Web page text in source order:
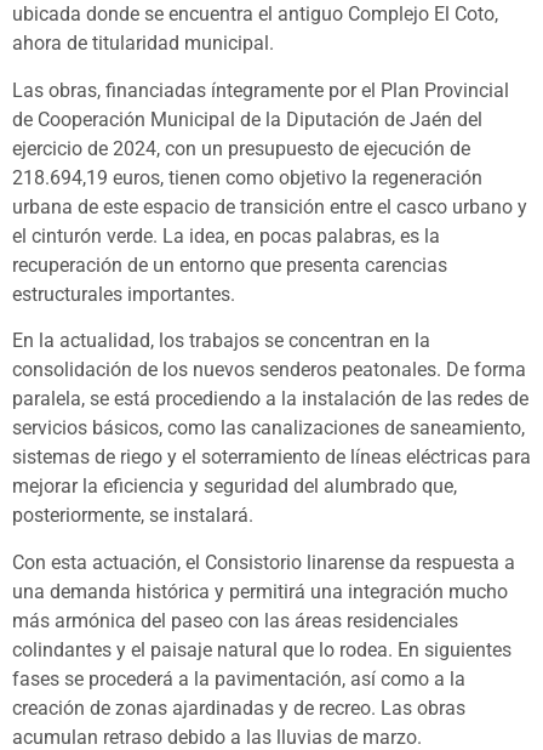
ubicada donde se encuentra el antiguo Complejo El Coto,
ahora de titularidad municipal.
Las obras, financiadas íntegramente por el Plan Provincial
de Cooperación Municipal de la Diputación de Jaén del
ejercicio de 2024, con un presupuesto de ejecución de
218.694,19 euros, tienen como objetivo la regeneración
urbana de este espacio de transición entre el casco urbano y
el cinturón verde. La idea, en pocas palabras, es la
recuperación de un entorno que presenta carencias
estructurales importantes.
En la actualidad, los trabajos se concentran en la
consolidación de los nuevos senderos peatonales. De forma
paralela, se está procediendo a la instalación de las redes de
servicios básicos, como las canalizaciones de saneamiento,
sistemas de riego y el soterramiento de líneas eléctricas para
mejorar la eficiencia y seguridad del alumbrado que,
posteriormente, se instalará.
Con esta actuación, el Consistorio linarense da respuesta a
una demanda histórica y permitirá una integración mucho
más armónica del paseo con las áreas residenciales
colindantes y el paisaje natural que lo rodea. En siguientes
fases se procederá a la pavimentación, así como a la
creación de zonas ajardinadas y de recreo. Las obras
acumulan retraso debido a las lluvias de marzo.